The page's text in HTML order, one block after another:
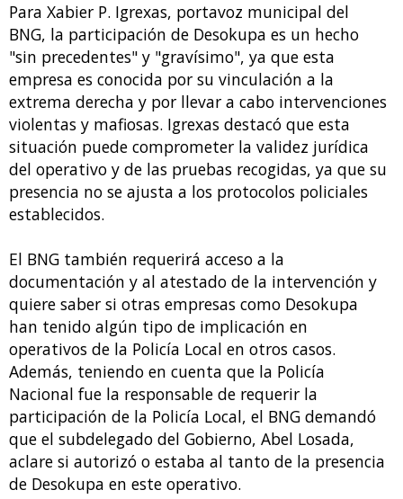
Para Xabier P. Igrexas, portavoz municipal del
BNG, la participación de Desokupa es un hecho
"sin precedentes" y "gravísimo", ya que esta
empresa es conocida por su vinculación a la
extrema derecha y por llevar a cabo intervenciones
violentas y mafiosas. Igrexas destacó que esta
situación puede comprometer la validez jurídica
del operativo y de las pruebas recogidas, ya que su
presencia no se ajusta a los protocolos policiales
establecidos.
El BNG también requerirá acceso a la
documentación y al atestado de la intervención y
quiere saber si otras empresas como Desokupa
han tenido algún tipo de implicación en
operativos de la Policía Local en otros casos.
Además, teniendo en cuenta que la Policía
Nacional fue la responsable de requerir la
participación de la Policía Local, el BNG demandó
que el subdelegado del Gobierno, Abel Losada,
aclare si autorizó o estaba al tanto de la presencia
de Desokupa en este operativo.